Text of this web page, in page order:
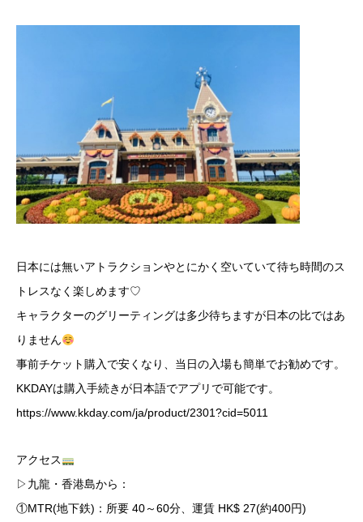
日本には無いアトラクションやとにかく空いていて待ち時間のス
トレスなく楽しめます♡
キャラクターのグリーティングは多少待ちますが日本の比ではあ
りません
事前チケット購入で安くなり、当日の入場も簡単でお勧めです。
KKDAYは購入手続きが日本語でアプリで可能です。
https://www.kkday.com/ja/product/2301?cid=5011
アクセス
▷九龍・香港島から：
①MTR(地下鉄)：所要 40～60分、運賃 HK$ 27(約400円)